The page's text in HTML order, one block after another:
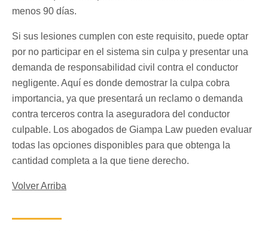
menos 90 días.
Si sus lesiones cumplen con este requisito, puede optar
por no participar en el sistema sin culpa y presentar una
demanda de responsabilidad civil contra el conductor
negligente. Aquí es donde demostrar la culpa cobra
importancia, ya que presentará un reclamo o demanda
contra terceros contra la aseguradora del conductor
culpable. Los abogados de Giampa Law pueden evaluar
todas las opciones disponibles para que obtenga la
cantidad completa a la que tiene derecho.
Volver Arriba